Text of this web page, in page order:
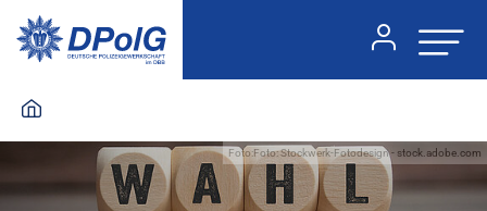
Foto:Foto: Stockwerk-Fotodesign - stock.adobe.com